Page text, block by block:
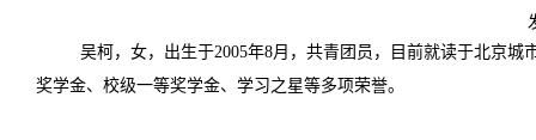
吴柯，女，出生于2005年8月，共青团员，目前就读于北京
奖学金、校级一等奖学金、学习之星等多项荣誉。